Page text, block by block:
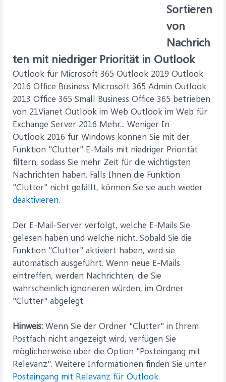
Sortieren
von
Nachrich
ten mit niedriger Priorität in Outlook
Outlook für Microsoft 365 Outlook 2019 Outlook
2016 Office Business Microsoft 365 Admin Outlook
2013 Office 365 Small Business Office 365 betrieben
von 21Vianet Outlook im Web Outlook im Web für
Exchange Server 2016 Mehr... Weniger In
Outlook 2016 für Windows können Sie mit der
Funktion "Clutter" E-Mails mit niedriger Priorität
filtern, sodass Sie mehr Zeit für die wichtigsten
Nachrichten haben. Falls Ihnen die Funktion
"Clutter" nicht gefällt, können Sie sie auch wieder
deaktivieren.
Der E-Mail-Server verfolgt, welche E-Mails Sie
gelesen haben und welche nicht. Sobald Sie die
Funktion "Clutter" aktiviert haben, wird sie
automatisch ausgeführt. Wenn neue E-Mails
eintreffen, werden Nachrichten, die Sie
wahrscheinlich ignorieren würden, im Ordner
"Clutter" abgelegt.
Hinweis: Wenn Sie der Ordner "Clutter" in Ihrem
Postfach nicht angezeigt wird, verfügen Sie
möglicherweise über die Option "Posteingang mit
Relevanz". Weitere Informationen finden Sie unter
Posteingang mit Relevanz für Outlook.